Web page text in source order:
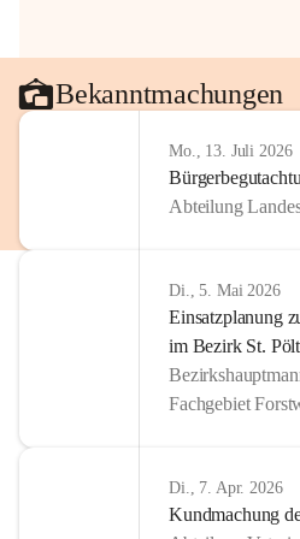
Bekanntmachungen
Mo., 13. Juli 2026
Abteilung
Di., 5. Mai 2026
Einsatzplanung
im Bezirk St.
Fachgebiet
Di., 7. Apr. 2026
Kundmachung